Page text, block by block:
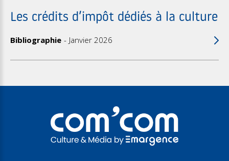
Les crédits d’impôt dédiés à la culture
Bibliographie Janvier 2026